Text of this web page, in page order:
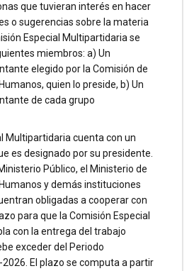
que tuvieran interés en hacer
o sugerencias sobre la materia
Especial Multipartidaria se
miembros: a) Un
elegido por la Comisión de
quien lo preside, b) Un
de cada grupo
Multipartidaria cuenta con un
es designado por su presidente.
Público, el Ministerio de
y demás instituciones
obligadas a cooperar con
para que la Comisión Especial
con la entrega del trabajo
exceder del Periodo
El plazo se computa a partir